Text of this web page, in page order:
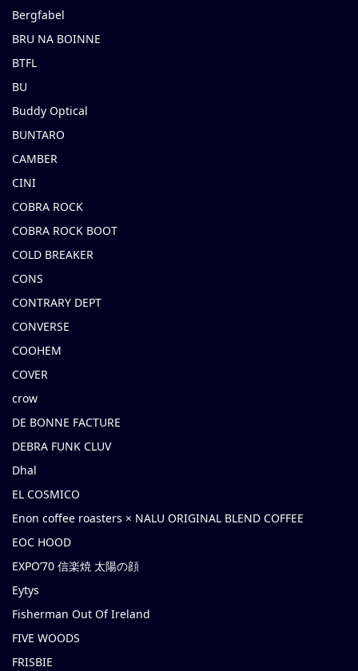
Bergfabel
BRU NA BOINNE
BTFL
BU
Buddy Optical
BUNTARO
CAMBER
CINI
COBRA ROCK
COBRA ROCK BOOT
COLD BREAKER
CONS
CONTRARY DEPT
CONVERSE
COOHEM
COVER
crow
DE BONNE FACTURE
DEBRA FUNK CLUV
Dhal
EL COSMICO
Enon coffee roasters × NALU ORIGINAL BLEND COFFEE
EOC HOOD
EXPO’70 信楽焼 太陽の顔
Eytys
Fisherman Out Of Ireland
FIVE WOODS
FRISBIE